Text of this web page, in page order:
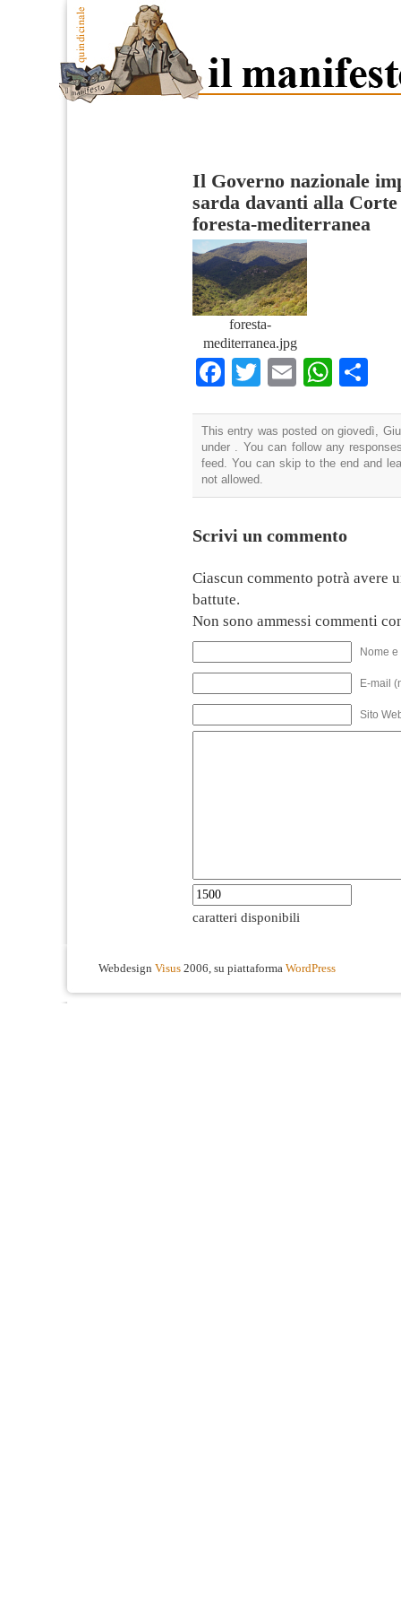
Il Governo nazionale
sarda davanti alla
foresta-mediterranea
foresta-
mediterranea.jpg
Facebook
TwitterEmail
This entry was posted on giovedì,
under . You can follow any
feed. You can skip to the end and
not allowed.
Scrivi un commento
Ciascun commento potrà avere
battute.
Non sono ammessi commenti
Nome
E-mail
Sito
caratteri disponibili
Webdesign Visus 2006, su piattaforma WordPress